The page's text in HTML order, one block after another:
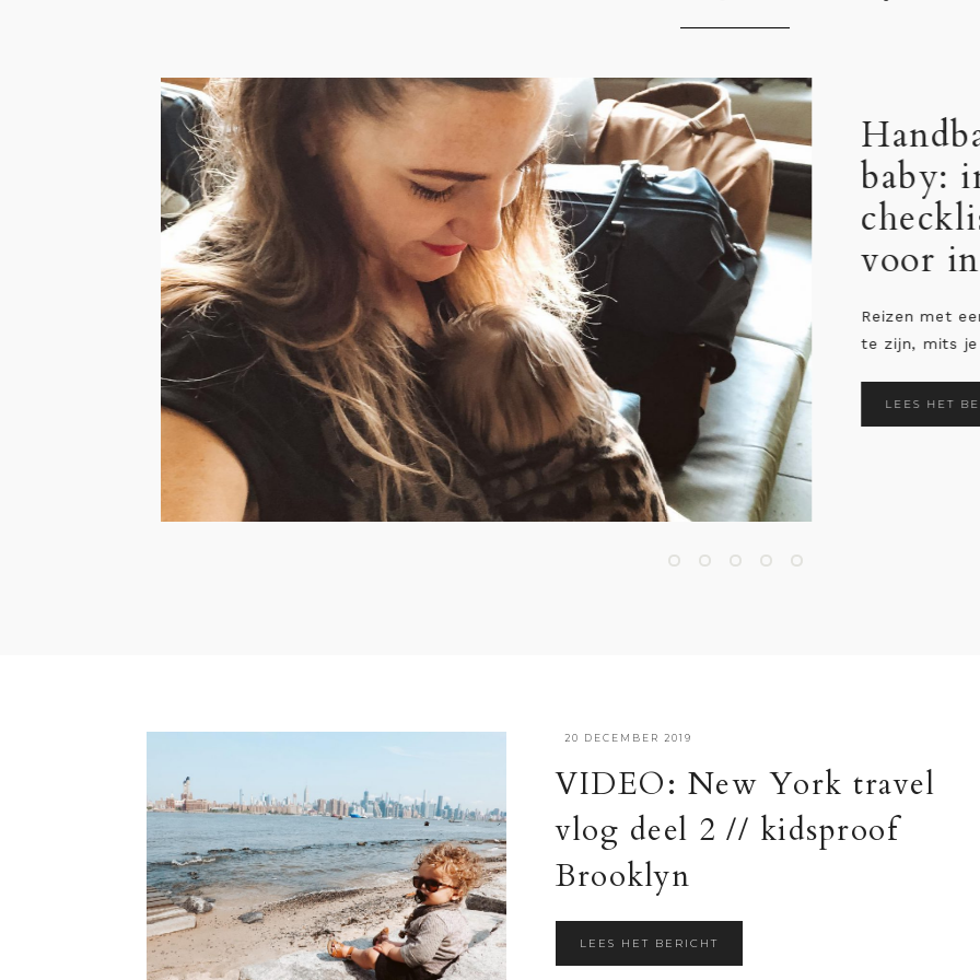
Handbagage voor je
baby: inpaklijst en
checklist met 16 items
voor in het vliegtuig
Reizen met een kleine baby hoeft niet stressvol
te zijn, mits je je goed voorbereidt. Dat je ...
LEES HET BERICHT
20 DECEMBER 2019
VIDEO: New York travel
vlog deel 2 // kidsproof
Brooklyn
LEES HET BERICHT